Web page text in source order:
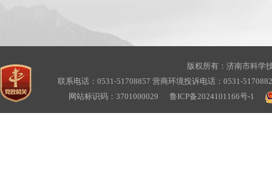
版权所有：济南市科学
联系电话：0531-51708857 营商环境投诉电话：0531-
网站标识码：3701000029
鲁ICP备2024101166号-1